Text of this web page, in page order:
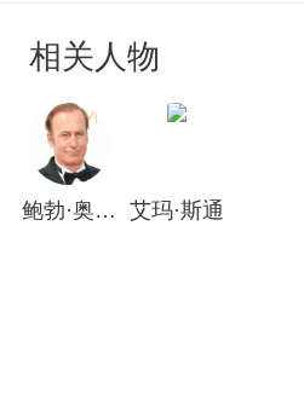
相关人物
鲍勃·奥登科克艾玛·斯通